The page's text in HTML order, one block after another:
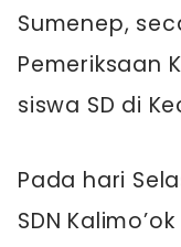
Sumenep,
Pemeriksaan
siswa SD di
Pada hari
SDN